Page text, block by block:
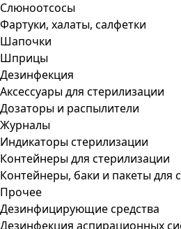
Слюноотсосы
Фартуки, халаты, салфетки
Шапочки
Шприцы
Дезинфекция
Аксессуары для стерилизации
Дозаторы и распылители
Журналы
Индикаторы стерилизации
Контейнеры для стерилизации
Контейнеры, баки и пакеты для
Прочее
Дезинфицирующие средства
Дезинфекция аспирационных